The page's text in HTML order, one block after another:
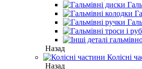
Назад
Колісні
Назад